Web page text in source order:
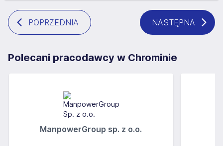
POPRZEDNIA NASTĘPNA
Polecani pracodawcy w Chrominie
ManpowerGroup sp. z o.o.